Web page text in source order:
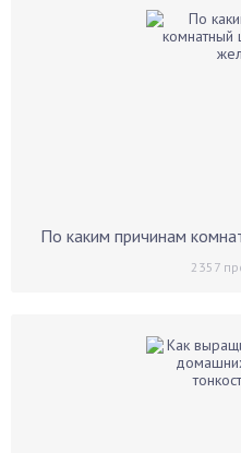
По каким причинам
2357